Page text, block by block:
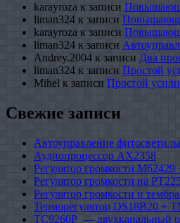
karayroza к записи
liman324 к записи
karayroza к записи
liman324 к записи
Andrey.2004 к записи Два
liman324 к записи Простой
Mihel к записи Простой
Свежие записи
Автоуправление
Аудиопроцессор AX2358
Регулятор громкости
Регулятор громкости на
Регулятор громкости и
Терморегулятор DS18B20 +
TC9260P — двухканальный